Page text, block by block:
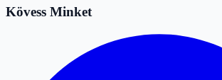
Kövess Minket